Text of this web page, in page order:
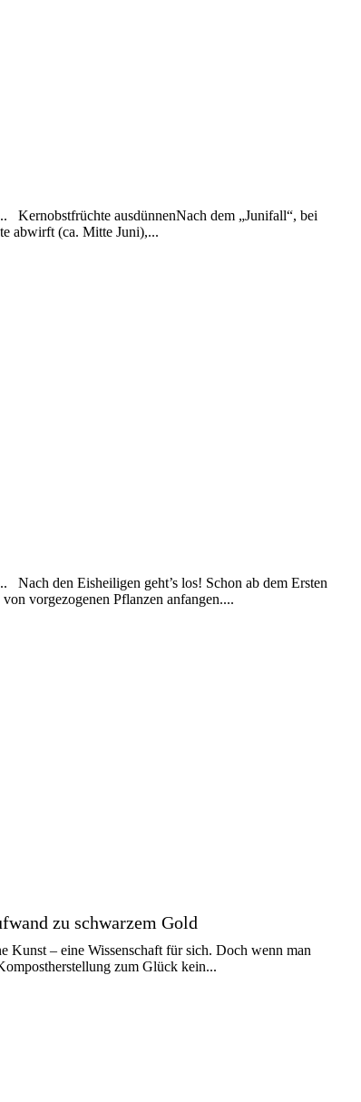
Kernobstfrüchte ausdünnenNach dem „Junifall“, bei
abwirft (ca. Mitte Juni),...
Nach den Eisheiligen geht’s los! Schon ab dem Ersten
vorgezogenen Pflanzen anfangen....
zu schwarzem Gold
Kunst – eine Wissenschaft für sich. Doch wenn man
zum Glück kein...